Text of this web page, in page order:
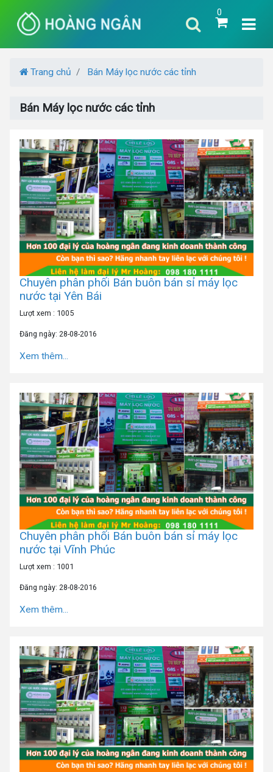
0
Trang chủ Bán Máy lọc nước các tỉnh
Bán Máy lọc nước các tỉnh
Chuyên phân phối Bán buôn bán sỉ máy lọc
nước tại Yên Bái
Lượt xem : 1005
Đăng ngày: 28-08-2016
Xem thêm...
Chuyên phân phối Bán buôn bán sỉ máy lọc
nước tại Vĩnh Phúc
Lượt xem : 1001
Đăng ngày: 28-08-2016
Xem thêm...